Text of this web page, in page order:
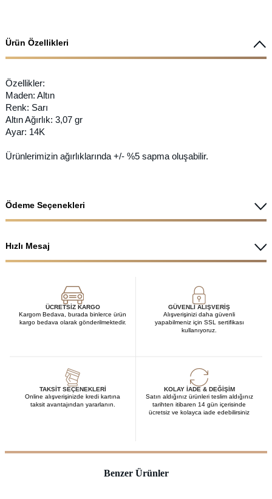
Ürün Özellikleri
Özellikler:
Maden: Altın
Renk: Sarı
Altın Ağırlık: 3,07 gr
Ayar: 14K
Ürünlerimizin ağırlıklarında +/- %5 sapma oluşabilir.
Ödeme Seçenekleri
Hızlı Mesaj
ÜCRETSIZ KARGO
Kargom Bedava, burada binlerce ürün
kargo bedava olarak gönderilmektedir.
GÜVENLI ALIŞVERIŞ
Alışverişinizi daha güvenli
yapabilmeniz için SSL sertifikası
kullanıyoruz.
TAKSIT SEÇENEKLERI
Online alışverişinizde kredi kartına
taksit avantajından yararlanın.
KOLAY İADE & DEĞIŞIM
Satın aldığınız ürünleri teslim aldığınız
tarihten itibaren 14 gün içerisinde
ücretsiz ve kolayca iade edebilirsiniz
Benzer Ürünler